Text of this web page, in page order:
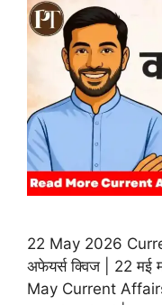
22 May 2026
अफेयर्स क्विज | 22 मई
May Current